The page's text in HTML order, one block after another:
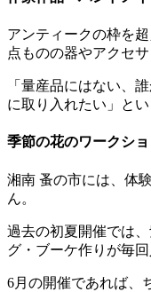
アンティークの枠を
点ものの器やアクセ
「量産品にはない、
に取り入れたい」と
季節の花のワークシ
湘南 蚤の市には、体
ん。
過去の初夏開催では
グ・ブーケ作りが毎
6月の開催であれば、